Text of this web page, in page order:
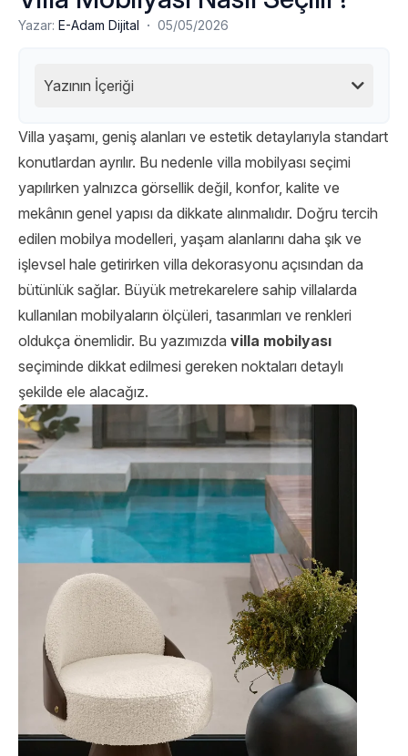
Yazar: E-Adam Dijital · 05/05/2026
Yazının İçeriği
Villa yaşamı, geniş alanları ve estetik detaylarıyla standart
konutlardan ayrılır. Bu nedenle villa mobilyası seçimi
yapılırken yalnızca görsellik değil, konfor, kalite ve
mekânın genel yapısı da dikkate alınmalıdır. Doğru tercih
edilen mobilya modelleri, yaşam alanlarını daha şık ve
işlevsel hale getirirken villa dekorasyonu açısından da
bütünlük sağlar. Büyük metrekarelere sahip villalarda
kullanılan mobilyaların ölçüleri, tasarımları ve renkleri
oldukça önemlidir. Bu yazımızda villa mobilyası
seçiminde dikkat edilmesi gereken noktaları detaylı
şekilde ele alacağız.